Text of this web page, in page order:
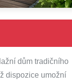
dům tradičního
dispozice umožní